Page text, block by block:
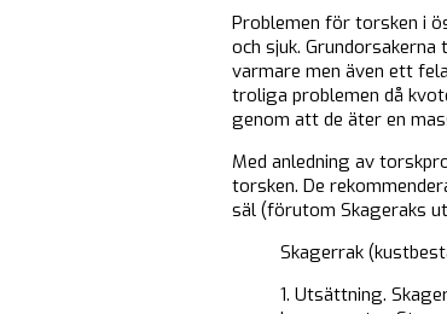
Problemen för torsken i
och sjuk.
varmare men även ett
troliga problemen då
genom att de äter en
Med anledning av
torsken. De
säl (förutom Skageraks
Skagerrak
1. Utsättning.